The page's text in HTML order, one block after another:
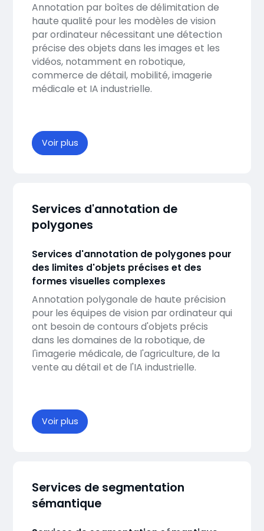
Annotation par boîtes de délimitation de
haute qualité pour les modèles de vision
par ordinateur nécessitant une détection
précise des objets dans les images et les
vidéos, notamment en robotique,
commerce de détail, mobilité, imagerie
médicale et IA industrielle.
Voir plus
Services d'annotation de
polygones
Services d'annotation de polygones pour
des limites d'objets précises et des
formes visuelles complexes
Annotation polygonale de haute précision
pour les équipes de vision par ordinateur qui
ont besoin de contours d'objets précis
dans les domaines de la robotique, de
l'imagerie médicale, de l'agriculture, de la
vente au détail et de l'IA industrielle.
Voir plus
Services de segmentation
sémantique